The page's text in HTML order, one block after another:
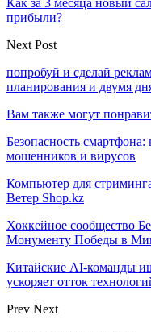
Как за 3 месяца новый
прибыли?
Next Post
попробуй и сделай
планирования и двумя
Вам также могут
Безопасность
мошенников и вирусов
Компьютер для
Ветер Shop.kz
Хоккейное сообщество
Монументу Победы в
Китайские AI-команды
ускоряет отток
Prev Next